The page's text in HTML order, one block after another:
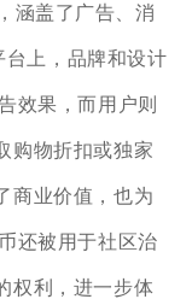
涵盖了广告、消
台上，品牌和设计
效果，而用户则
购物折扣或独家
商业价值，也为
还被用于社区治
权利，进一步体